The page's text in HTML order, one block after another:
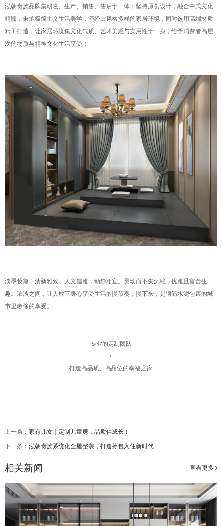
泓朝贵族品牌集研发、生产、销售、售后于一体；坚持原创设计，融合中式文化
精髓，秉承极简主义生活美学，演绎出风格多样的家居环境，同时选用高端材质
精工打造，让家居环境集文化气质、艺术美感与实用性于一身，给予消费者高层
次的物质与精神文化生活享受！
淡墨妆黛，清新雅致。人文儒雅，动静相宜。灵动而不失沉稳，优雅且富含生
趣。浓淡之间，让人放下身心享受生活的慢节奏，慢下来，是钢筋水泥包裹的城
市里奢侈的享受。
专业的定制团队
◐
打造高品质、高品位的幸福之家
上一条： 家有儿女｜定制儿童房，品质伴成长！
下一条： 泓朝贵族系统化全屋整装，打造拎包入住新时代
相关新闻 查看更多